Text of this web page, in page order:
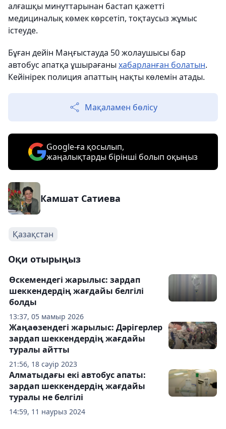
алғашқы минуттарынан бастап қажетті
медициналық көмек көрсетіп, тоқтаусыз жұмыс
істеуде.
Бұған дейін Маңғыстауда 50 жолаушысы бар
автобус апатқа ұшырағаны хабарланған болатын.
Кейінірек полиция апаттың нақты көлемін атады.
Мақаламен бөлісу
Google-ға қосылып,
жаңалықтарды бірінші болып оқыңыз
Камшат Сатиева
Қазақстан
Оқи отырыңыз
13:37, 05 мамыр 2026
Өскемендегі жарылыс: зардап
шеккендердің жағдайы белгілі
болды
21:56, 18 сәуір 2023
Жаңаөзендегі жарылыс: Дәрігерлер
зардап шеккендердің жағдайы
туралы айтты
14:59, 11 наурыз 2024
Алматыдағы екі автобус апаты:
зардап шеккендердің жағдайы
туралы не белгілі